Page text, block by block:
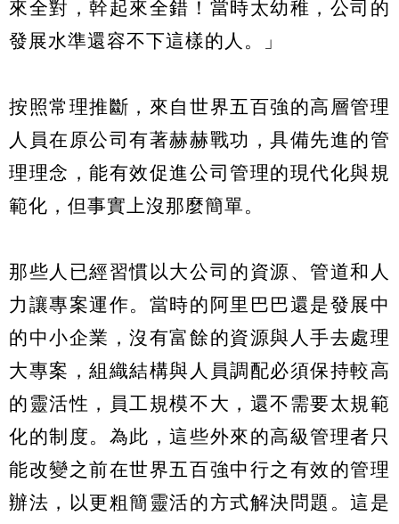
來全對，幹起來全錯！當時太幼稚，公司的
發展水準還容不下這樣的人。」
按照常理推斷，來自世界五百強的高層管理
人員在原公司有著赫赫戰功，具備先進的管
理理念，能有效促進公司管理的現代化與規
範化，但事實上沒那麼簡單。
那些人已經習慣以大公司的資源、管道和人
力讓專案運作。當時的阿里巴巴還是發展中
的中小企業，沒有富餘的資源與人手去處理
大專案，組織結構與人員調配必須保持較高
的靈活性，員工規模不大，還不需要太規範
化的制度。為此，這些外來的高級管理者只
能改變之前在世界五百強中行之有效的管理
辦法，以更粗簡靈活的方式解決問題。這是